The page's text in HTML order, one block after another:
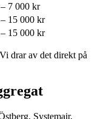
7 000 kr
15 000 kr
15 000 kr
drar av det direkt på
Systemair,